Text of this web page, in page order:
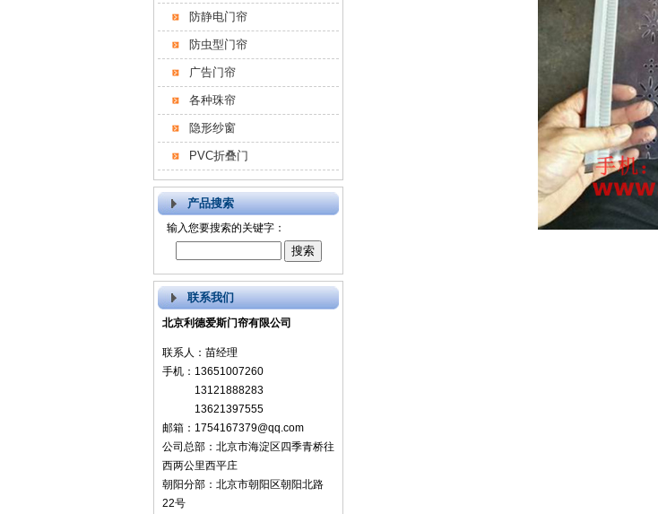
防静电门帘
防虫型门帘
广告门帘
各种珠帘
隐形纱窗
PVC折叠门
产品搜索
输入您要搜索的关键字：
联系我们
北京利德爱斯门帘有限公司
联系人：苗经理
手机：13651007260
13121888283
13621397555
邮箱：1754167379@qq.com
公司总部：北京市海淀区四季青桥往
西两公里西平庄
朝阳分部：北京市朝阳区朝阳北路
22号